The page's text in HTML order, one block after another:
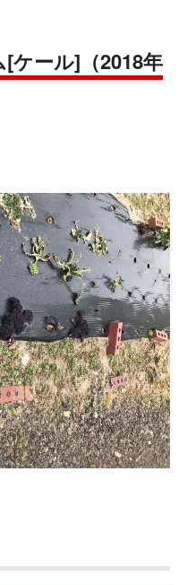
ケール]（2018年